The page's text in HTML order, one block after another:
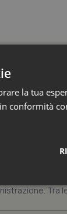
le
sulle
delle
nei giorni
Tra
la tua
conformità
Statistici